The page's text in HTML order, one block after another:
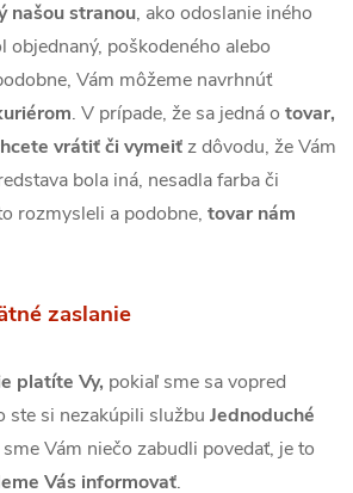
našou stranou, ako odoslanie iného
objednaný, poškodeného alebo
Vám môžeme navrhnúť
. V prípade, že sa jedná o tovar,
vrátiť či vymeiťz dôvodu, že Vám
bola iná, nesadla farba či
rozmysleli a podobne, tovar nám
zaslanie
platíte Vy, pokiaľ sme sa vopred
ste si nezakúpili službu Jednoduché
Vám niečo zabudli povedať, je to
Vás informovať.